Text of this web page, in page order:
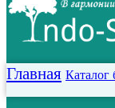
Главная Каталог